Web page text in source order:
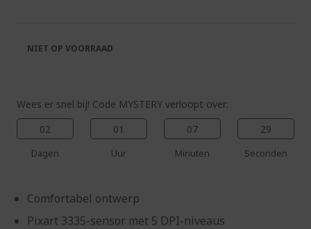
afbeeldingen-
gallerij
afbeeldingen-
Wees er snel bij! Code MYSTERY verloopt over:
02
Dagen
01
Uur
07
Minuten
29
Seconden
Comfortabel ontwerp
Pixart 3335-sensor met 5 DPI-niveaus
NIET OP VOORRAAD